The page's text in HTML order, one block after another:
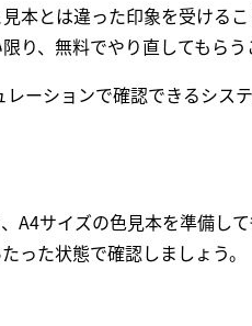
本とは違った印象を受ける
り、無料でやり直してもらう
レーションで確認できるシス
A4サイズの色見本を準備し
った状態で確認しましょう。